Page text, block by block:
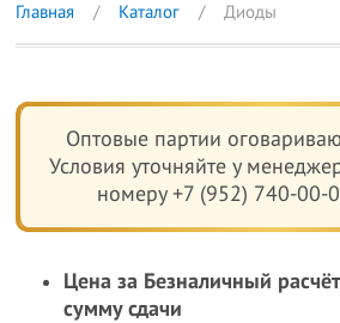
Главная Каталог Диоды
Оптовые партии
Условия уточняйте у
номеру +7 (952) 740-00-
Цена за Безналичный
сумму сдачи